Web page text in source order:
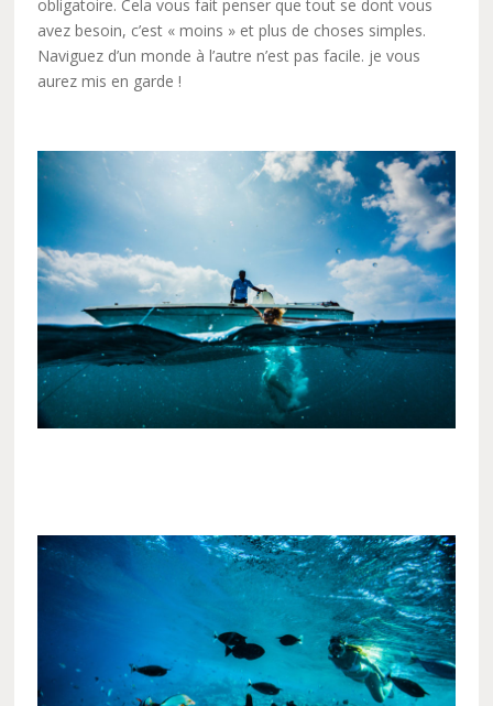
obligatoire. Cela vous fait penser que tout se dont vous
avez besoin, c’est « moins » et plus de choses simples.
Naviguez d’un monde à l’autre n’est pas facile. je vous
aurez mis en garde !